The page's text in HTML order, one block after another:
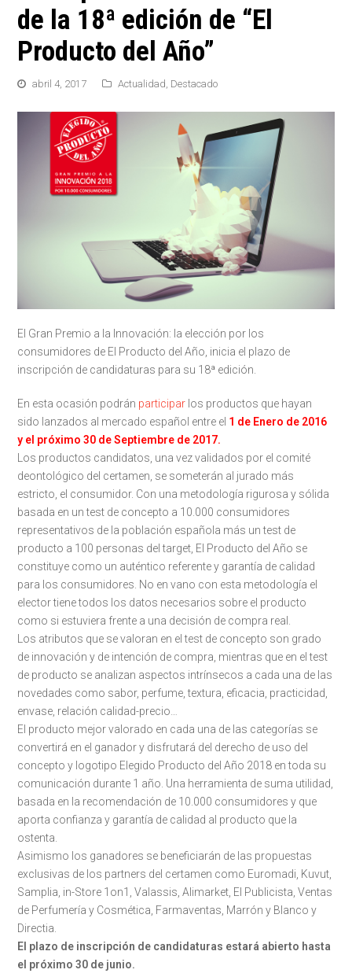
de la 18ª edición de “El
Producto del Año”
abril 4, 2017 Actualidad, Destacado
El Gran Premio a la Innovación: la elección por los
consumidores de El Producto del Año, inicia el plazo de
inscripción de candidaturas para su 18ª edición.
En esta ocasión podrán participar los productos que hayan
sido lanzados al mercado español entre el 1 de Enero de 2016
y el próximo 30 de Septiembre de 2017.
Los productos candidatos, una vez validados por el comité
deontológico del certamen, se someterán al jurado más
estricto, el consumidor. Con una metodología rigurosa y sólida
basada en un test de concepto a 10.000 consumidores
representativos de la población española más un test de
producto a 100 personas del target, El Producto del Año se
constituye como un auténtico referente y garantía de calidad
para los consumidores. No en vano con esta metodología el
elector tiene todos los datos necesarios sobre el producto
como si estuviera frente a una decisión de compra real.
Los atributos que se valoran en el test de concepto son grado
de innovación y de intención de compra, mientras que en el test
de producto se analizan aspectos intrínsecos a cada una de las
novedades como sabor, perfume, textura, eficacia, practicidad,
envase, relación calidad-precio…
El producto mejor valorado en cada una de las categorías se
convertirá en el ganador y disfrutará del derecho de uso del
concepto y logotipo Elegido Producto del Año 2018 en toda su
comunicación durante 1 año. Una herramienta de suma utilidad,
basada en la recomendación de 10.000 consumidores y que
aporta confianza y garantía de calidad al producto que la
ostenta.
Asimismo los ganadores se beneficiarán de las propuestas
exclusivas de los partners del certamen como Euromadi, Kuvut,
Samplia, in-Store 1on1, Valassis, Alimarket, El Publicista, Ventas
de Perfumería y Cosmética, Farmaventas, Marrón y Blanco y
Directia.
El plazo de inscripción de candidaturas estará abierto hasta
el próximo 30 de junio.